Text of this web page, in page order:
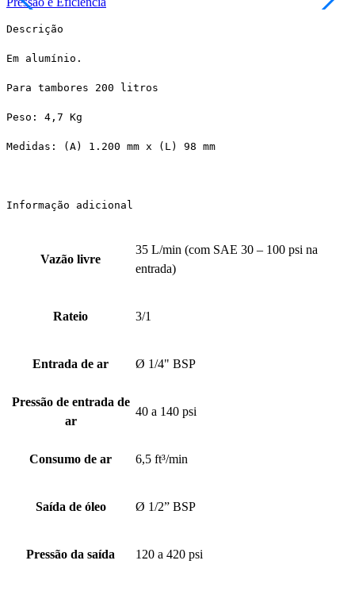
Descrição
Em alumínio.
Para tambores 200 litros
Peso: 4,7 Kg
Medidas: (A) 1.200 mm x (L) 98 mm
Informação adicional
Vazão livre
35 L/min (com SAE 30 – 100 psi na
entrada)
Rateio 3/1
Entrada de ar Ø 1/4" BSP
Pressão de entrada de
ar
40 a 140 psi
Consumo de ar 6,5 ft³/min
Saída de óleo Ø 1/2” BSP
Pressão da saída 120 a 420 psi